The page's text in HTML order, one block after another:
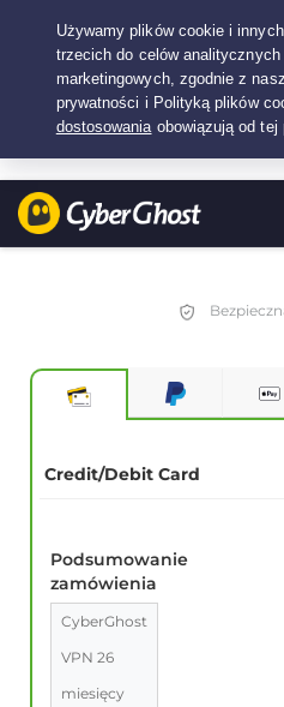
Twój wybór:Najlepsza umowa
/
Credit/Debit Card
Podsumowanie
zamówienia
CyberGhost
VPN 26
miesięcy